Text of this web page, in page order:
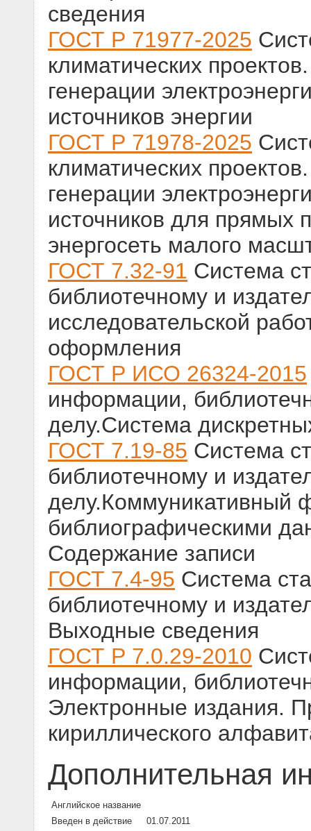
сведения
ГОСТ Р 71977-2025
климатических
генерации
источников энергии
ГОСТ Р 71978-2025
климатических
генерации
источников для прямых
энергосеть малого
ГОСТ 7.32-91 Система
библиотечному и
исследовательской
оформления
ГОСТ Р ИСО 26324-2015
информации,
делу.Система
ГОСТ 7.19-85 Система
библиотечному и
делу.Коммуникативный
библиографическими
Содержание записи
ГОСТ 7.4-95 Система
библиотечному и
Выходные сведения
ГОСТ Р 7.0.29-2010
информации,
Электронные издания.
кириллического
Дополнительная
Английское название
Введен в действие
01.07.2011